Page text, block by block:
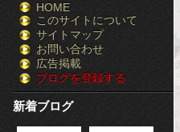
HOME
このサイトについて
サイトマップ
お問い合わせ
広告掲載
ブログを登録する
新着ブログ